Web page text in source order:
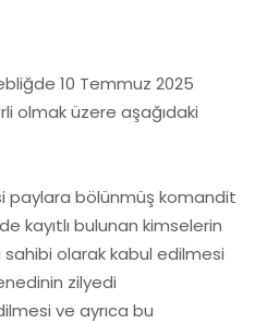
10 Temmuz 2025
olmak üzere aşağıdaki
paylara bölünmüş komandit
kayıtlı bulunan kimselerin
olarak kabul edilmesi
zilyedi
ve ayrıca bu